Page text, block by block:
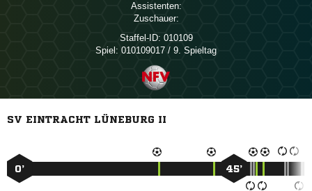
Assistenten:
Zuschauer:
Staffel-ID: 010109
Spiel: 010109017 / 9. Spieltag
SV EINTRACHT LÜNEBURG II
0’ 45’